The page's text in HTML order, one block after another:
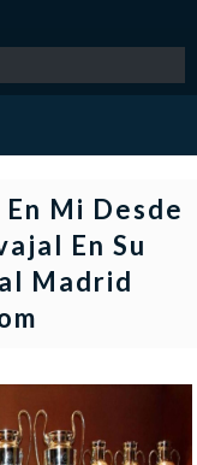
Mi Desde
En Su
Madrid